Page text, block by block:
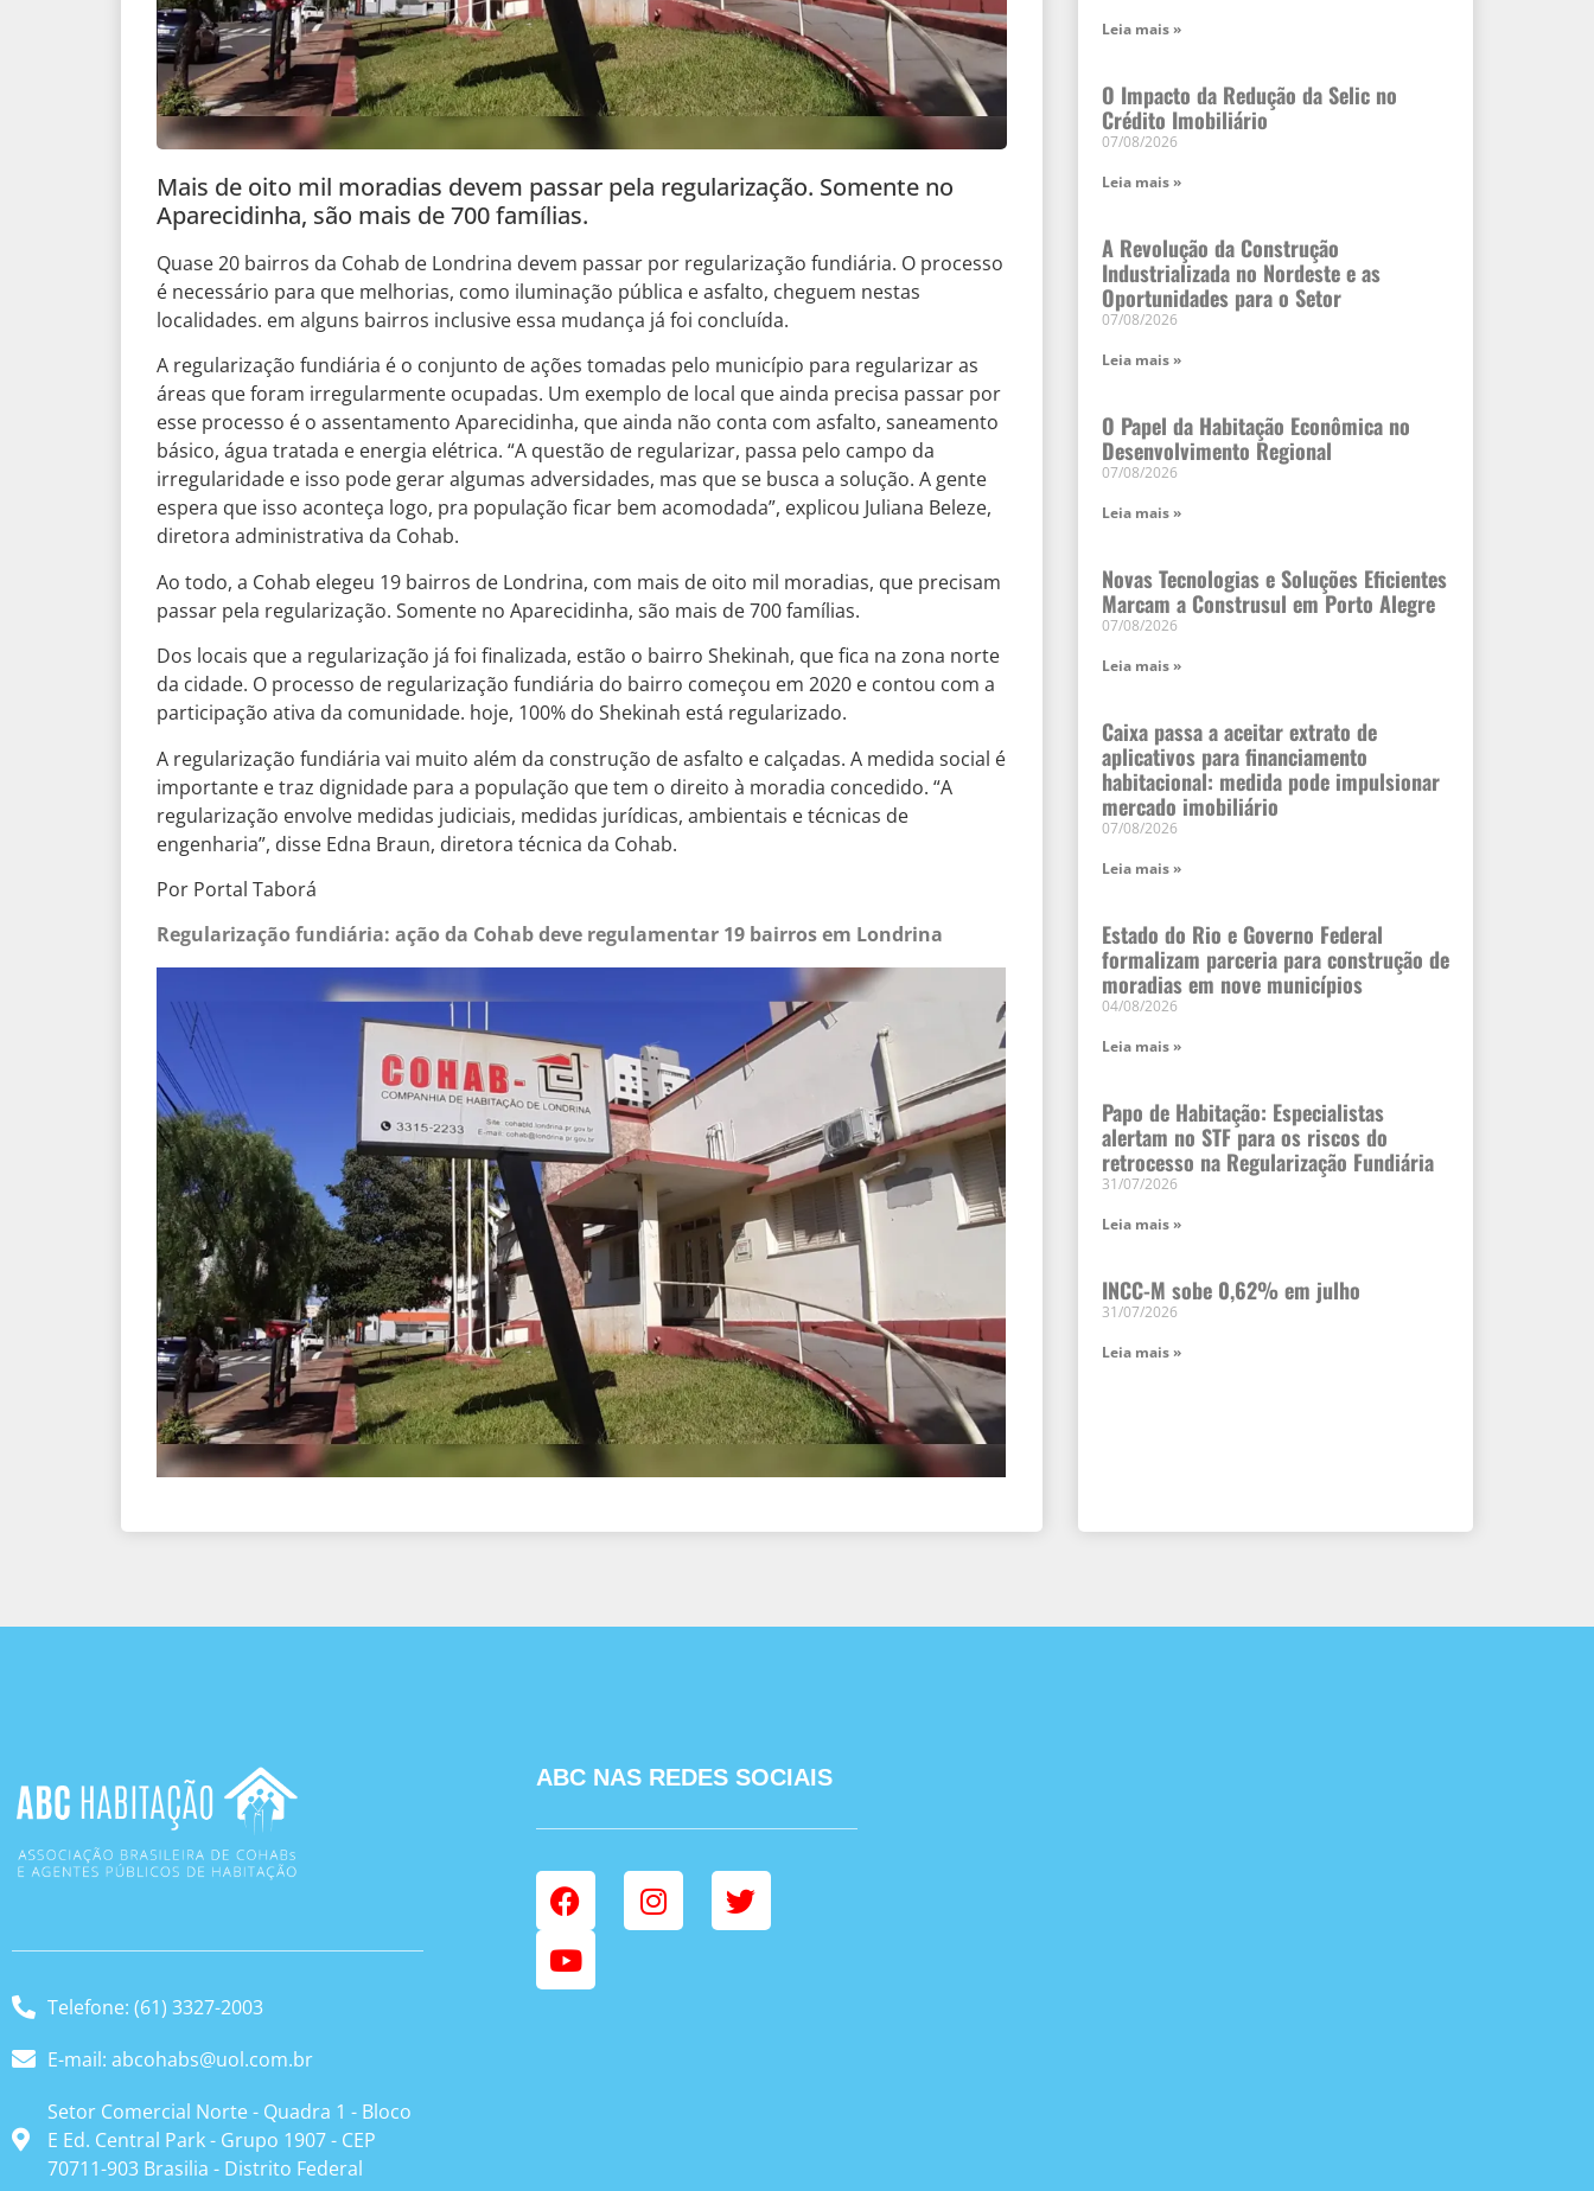
Mais de oito mil moradias devem passar pela regularização. Somente no
Aparecidinha, são mais de 700 famílias.
Quase 20 bairros da Cohab de Londrina devem passar por regularização fundiária. O processo
é necessário para que melhorias, como iluminação pública e asfalto, cheguem nestas
localidades. em alguns bairros inclusive essa mudança já foi concluída.
A regularização fundiária é o conjunto de ações tomadas pelo município para regularizar as
áreas que foram irregularmente ocupadas. Um exemplo de local que ainda precisa passar por
esse processo é o assentamento Aparecidinha, que ainda não conta com asfalto, saneamento
básico, água tratada e energia elétrica. “A questão de regularizar, passa pelo campo da
irregularidade e isso pode gerar algumas adversidades, mas que se busca a solução. A gente
espera que isso aconteça logo, pra população ficar bem acomodada”, explicou Juliana Beleze,
diretora administrativa da Cohab.
Ao todo, a Cohab elegeu 19 bairros de Londrina, com mais de oito mil moradias, que precisam
passar pela regularização. Somente no Aparecidinha, são mais de 700 famílias.
Dos locais que a regularização já foi finalizada, estão o bairro Shekinah, que fica na zona norte
da cidade. O processo de regularização fundiária do bairro começou em 2020 e contou com a
participação ativa da comunidade. hoje, 100% do Shekinah está regularizado.
A regularização fundiária vai muito além da construção de asfalto e calçadas. A medida social é
importante e traz dignidade para a população que tem o direito à moradia concedido. “A
regularização envolve medidas judiciais, medidas jurídicas, ambientais e técnicas de
engenharia”, disse Edna Braun, diretora técnica da Cohab.
Por Portal Taborá
Regularização fundiária: ação da Cohab deve regulamentar 19 bairros em Londrina
Leia mais »
O Impacto da Redução da Selic no
Crédito Imobiliário
07/08/2026
Leia mais »
A Revolução da Construção
Industrializada no Nordeste e as
Oportunidades para o Setor
07/08/2026
Leia mais »
O Papel da Habitação Econômica no
Desenvolvimento Regional
07/08/2026
Leia mais »
Novas Tecnologias e Soluções Eficientes
Marcam a Construsul em Porto Alegre
07/08/2026
Leia mais »
Caixa passa a aceitar extrato de
aplicativos para financiamento
habitacional: medida pode impulsionar
mercado imobiliário
07/08/2026
Leia mais »
Estado do Rio e Governo Federal
formalizam parceria para construção de
moradias em nove municípios
04/08/2026
Leia mais »
Papo de Habitação: Especialistas
alertam no STF para os riscos do
retrocesso na Regularização Fundiária
31/07/2026
Leia mais »
INCC-M sobe 0,62% em julho
31/07/2026
Leia mais »
Telefone: (61) 3327-2003
E-mail: abcohabs@uol.com.br
Setor Comercial Norte - Quadra 1 - Bloco
E Ed. Central Park - Grupo 1907 - CEP
70711-903 Brasilia - Distrito Federal
ABC NAS REDES SOCIAIS